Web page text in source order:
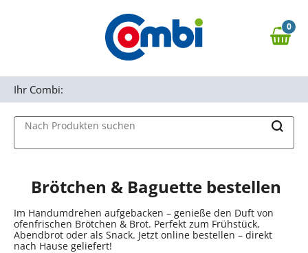
Zur Navigation springen
0,00 €
0
Nach Produkten suchen
Ihr Combi:
Brötchen & Baguette bestellen
Im Handumdrehen aufgebacken – genieße den Duft von
ofenfrischen Brötchen & Brot. Perfekt zum Frühstück,
Abendbrot oder als Snack. Jetzt online bestellen – direkt
nach Hause geliefert!